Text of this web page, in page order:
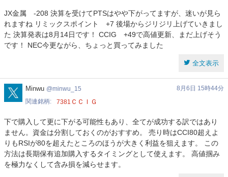
JX金属 -208 決算を受けてPTSはやや下がってますが、迷いが見ら
れますね リミックスポイント +7 後場からジリジリ上げていきまし
た 決算発表は8月14日です！ CCIG +49で高値更新、まだ上げそう
です！ NEC今更ながら、ちょっと買ってみました
全文表示
minwu_15
Minwu minwu_15
8月6日 15時44分
関連銘柄
7381 ＣＣＩＧ
下で購入して更に下がる可能性もあり、全てが成功する訳ではあり
ません。資金は分割しておくのがおすすめ。 売り時はCCI80超えよ
りもRSIが80を超えたところのほうが大きく利益を狙えます。 この
方法は長期保有追加購入するタイミングとして使えます。 高値掴み
を極力なくして含み損を減らせます。